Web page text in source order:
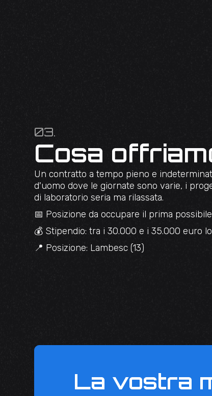
03.
Cosa
Un contratto a tempo pieno e
d'uomo dove le giornate sono varie, i
di laboratorio seria ma rilassata.
📅 Posizione da occupare il prima possibile
💰 Stipendio: tra i 30.000 e i 35.000 euro
📍 Posizione: Lambesc (13)
La vostra